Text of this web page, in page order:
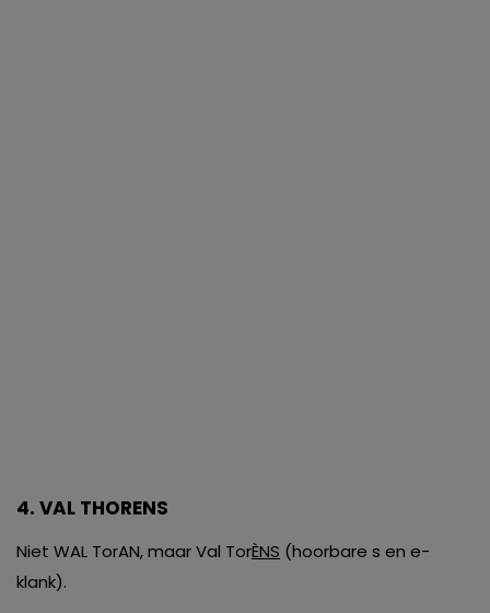
4. VAL THORENS
Niet WAL TorAN, maar Val TorÈNS (hoorbare s en e-
klank).